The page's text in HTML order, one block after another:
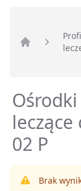
Strona
02 P
Brak